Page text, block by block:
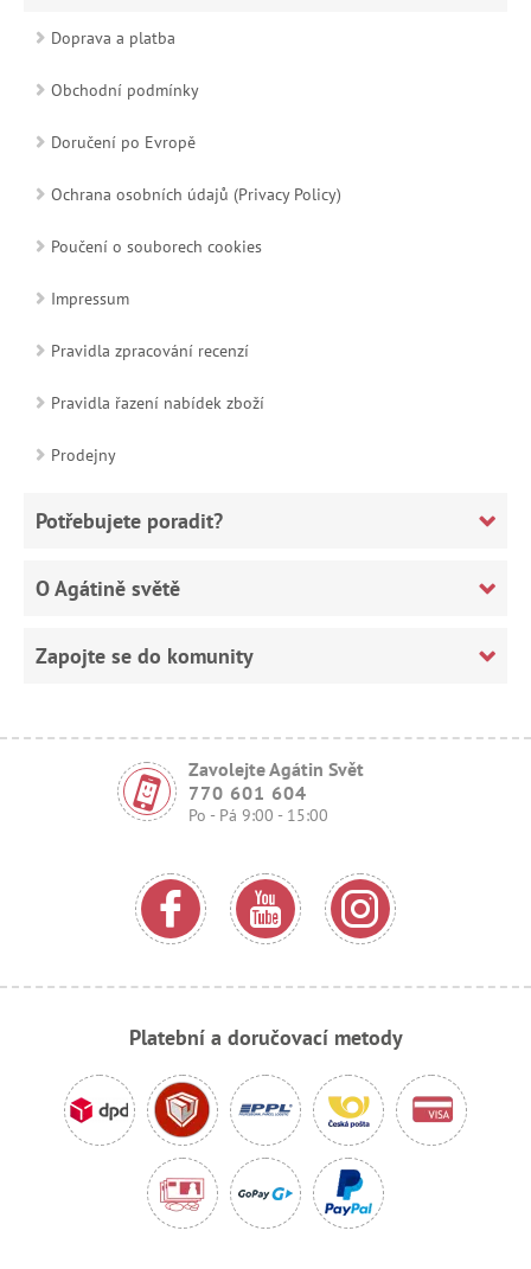
Doprava a platba
Obchodní podmínky
Doručení po Evropě
Ochrana osobních údajů (Privacy Policy)
Poučení o souborech cookies
Impressum
Pravidla zpracování recenzí
Pravidla řazení nabídek zboží
Prodejny
Potřebujete poradit?
O Agátině světě
Zapojte se do komunity
Zavolejte Agátin Svět
770 601 604
Po - Pá 9:00 - 15:00
Platební a doručovací metody